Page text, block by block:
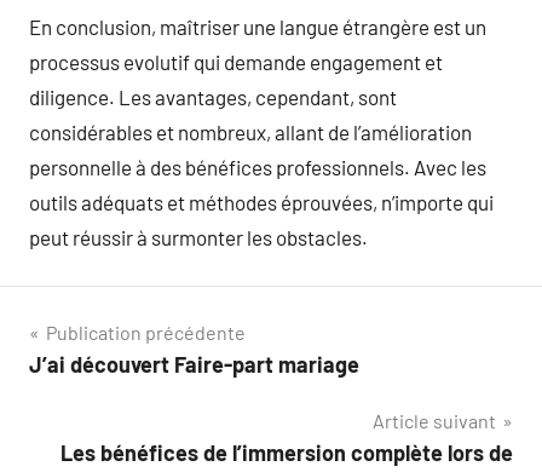
En conclusion, maîtriser une langue étrangère est un
processus evolutif qui demande engagement et
diligence. Les avantages, cependant, sont
considérables et nombreux, allant de l’amélioration
personnelle à des bénéfices professionnels. Avec les
outils adéquats et méthodes éprouvées, n’importe qui
peut réussir à surmonter les obstacles.
Navigation
de
Publication précédente
J’ai découvert Faire-part mariage
Article suivant
Les bénéfices de l’immersion complète lors de